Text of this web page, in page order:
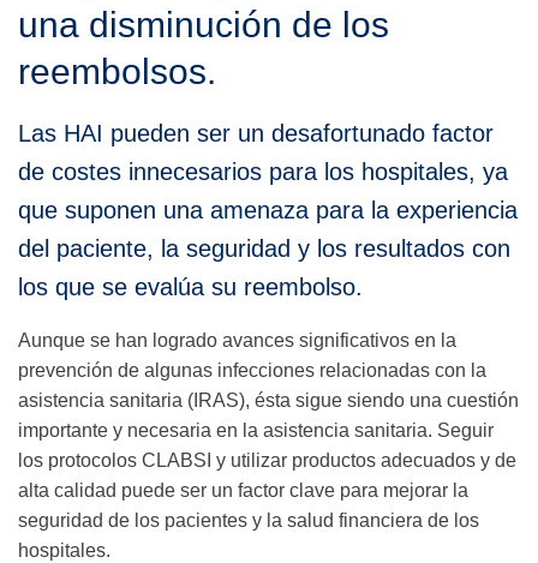
una disminución de los
reembolsos.
Las HAI pueden ser un desafortunado factor
de costes innecesarios para los hospitales, ya
que suponen una amenaza para la experiencia
del paciente, la seguridad y los resultados con
los que se evalúa su reembolso.
Aunque se han logrado avances significativos en la
prevención de algunas infecciones relacionadas con la
asistencia sanitaria (IRAS), ésta sigue siendo una cuestión
importante y necesaria en la asistencia sanitaria. Seguir
los protocolos CLABSI y utilizar productos adecuados y de
alta calidad puede ser un factor clave para mejorar la
seguridad de los pacientes y la salud financiera de los
hospitales.